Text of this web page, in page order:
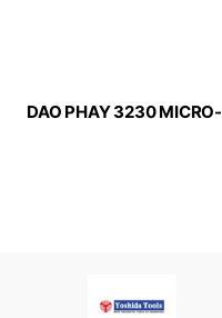
DAO PHAY 3230 MICRO-